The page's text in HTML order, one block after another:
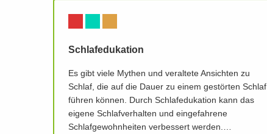
Schlafedukation
Es gibt viele Mythen und veraltete Ansichten zu
Schlaf, die auf die Dauer zu einem gestörten Schlaf
führen können. Durch Schlafedukation kann das
eigene Schlafverhalten und eingefahrene
Schlafgewohnheiten verbessert werden.…